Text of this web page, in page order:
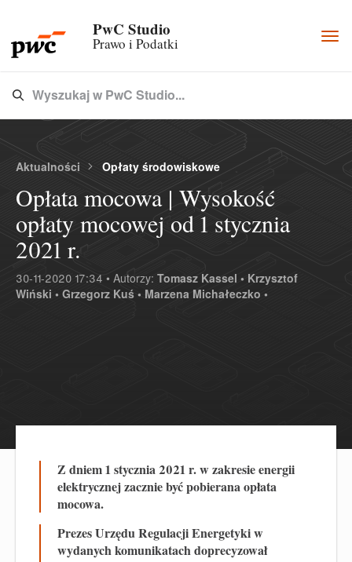
PwC Studio
Prawo i Podatki
Type 3 or more characters for results.
Wyszukaj w PwC Studio...
Aktualności Opłaty środowiskowe
Opłata mocowa | Wysokość
opłaty mocowej od 1 stycznia
2021 r.
30-11-2020 17:34 • Autorzy: Tomasz Kassel • Krzysztof
Wiński • Grzegorz Kuś • Marzena Michałeczko •
Z dniem 1 stycznia 2021 r. w zakresie energii
elektrycznej zacznie być pobierana opłata
mocowa.
Prezes Urzędu Regulacji Energetyki w
wydanych komunikatach doprecyzował